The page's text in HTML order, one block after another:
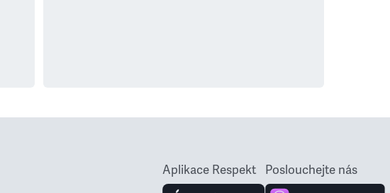
Aplikace Respekt Poslouchejte nás